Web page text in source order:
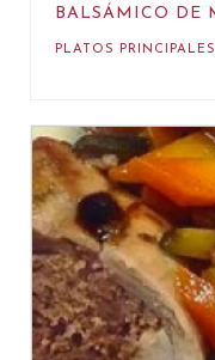
BALSÁMICO DE
PLATOS PRINCIPALES